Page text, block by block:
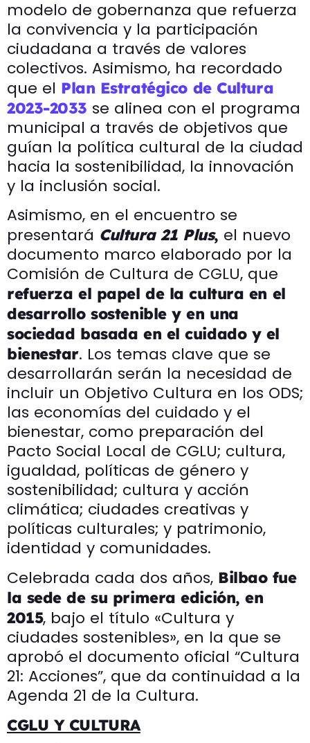
modelo de gobernanza que refuerza
la convivencia y la participación
ciudadana a través de valores
colectivos. Asimismo, ha recordado
que el Plan Estratégico de Cultura
2023-2033 se alinea con el programa
municipal a través de objetivos que
guían la política cultural de la ciudad
hacia la sostenibilidad, la innovación
y la inclusión social.
Asimismo, en el encuentro se
presentará Cultura 21 Plus, el nuevo
documento marco elaborado por la
Comisión de Cultura de CGLU, que
refuerza el papel de la cultura en el
desarrollo sostenible y en una
sociedad basada en el cuidado y el
bienestar. Los temas clave que se
desarrollarán serán la necesidad de
incluir un Objetivo Cultura en los ODS;
las economías del cuidado y el
bienestar, como preparación del
Pacto Social Local de CGLU; cultura,
igualdad, políticas de género y
sostenibilidad; cultura y acción
climática; ciudades creativas y
políticas culturales; y patrimonio,
identidad y comunidades.
Celebrada cada dos años, Bilbao fue
la sede de su primera edición, en
2015, bajo el título «Cultura y
ciudades sostenibles», en la que se
aprobó el documento oficial “Cultura
21: Acciones”, que da continuidad a la
Agenda 21 de la Cultura.
CGLU Y CULTURA